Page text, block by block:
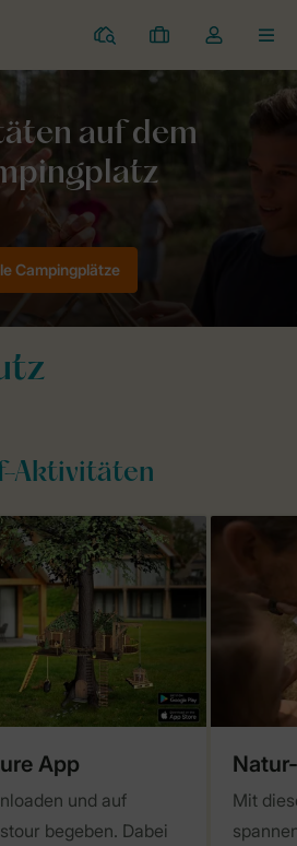
Campingplätze
Meine
Buchungen
Dropdown-
Menü
Aktivitätenprogramm
Campingplätze
Aktivitäten
App
und auf
begeben. Dabei
Mit